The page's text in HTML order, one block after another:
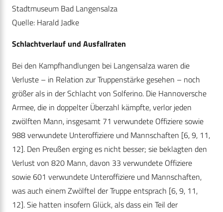
Stadtmuseum Bad Langensalza
Quelle: Harald Jadke
Schlachtverlauf und Ausfallraten
Bei den Kampfhandlungen bei Langensalza waren die
Verluste – in Relation zur Truppenstärke gesehen – noch
größer als in der Schlacht von Solferino. Die Hannoversche
Armee, die in doppelter Überzahl kämpfte, verlor jeden
zwölften Mann, insgesamt 71 verwundete Offiziere sowie
988 verwundete Unteroffiziere und Mannschaften [6, 9, 11,
12]. Den Preußen erging es nicht besser; sie beklagten den
Verlust von 820 Mann, davon 33 verwundete Offiziere
sowie 601 verwundete Unteroffiziere und Mannschaften,
was auch einem Zwölftel der Truppe entsprach [6, 9, 11,
12]. Sie hatten insofern Glück, als dass ein Teil der